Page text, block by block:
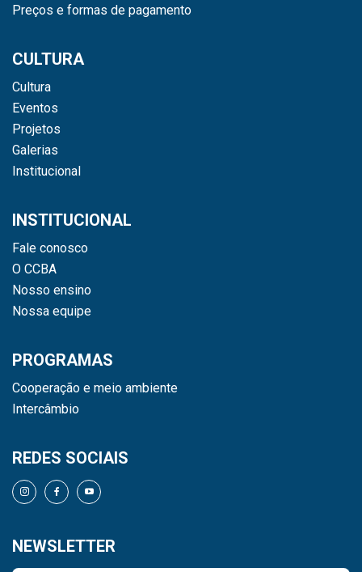
Preços e formas de pagamento
CULTURA
Cultura
Eventos
Projetos
Galerias
Institucional
INSTITUCIONAL
Fale conosco
O CCBA
Nosso ensino
Nossa equipe
PROGRAMAS
Cooperação e meio ambiente
Intercâmbio
REDES SOCIAIS
NEWSLETTER